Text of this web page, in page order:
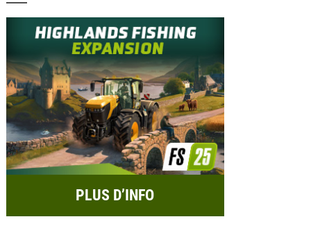
PLUS D’INFO